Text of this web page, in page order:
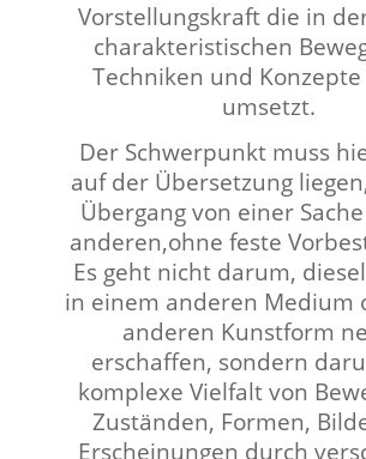
Vorstellungskraft die in
charakteristischen
Techniken und Konzepte
umsetzt.
Der Schwerpunkt muss
auf der Übersetzung
Übergang von einer
anderen,ohne feste
Es geht nicht darum,
in einem anderen Medium
anderen Kunstform
erschaffen, sondern
komplexe Vielfalt von
Zuständen, Formen,
Erscheinungen durch